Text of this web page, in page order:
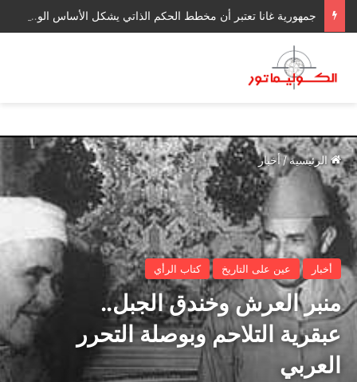
جمهورية غانا تعتبر أن مخطط الحكم الذاتي يشكل الأساس الواقعي والمستدام الوحيد للتوصل إلى تسوية مقبولة لدى الأطراف لقضية الصحراء
الرئيسية/ أخبار
أخبار عين على التاريخ كتاب الرأي
منبر العرش وخندق الجبل..
عبقرية التلاحم وبوصلة التحرر
العربي